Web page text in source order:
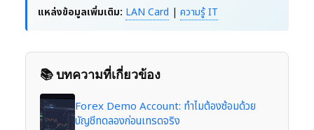
แหล่งข้อมูลเพิ่มเติม: LAN Card | ความรู้ IT
📚 บทความที่เกี่ยวข้อง
Forex Demo Account: ทำไมต้องซ้อมด้วย
บัญชีทดลองก่อนเทรดจริง